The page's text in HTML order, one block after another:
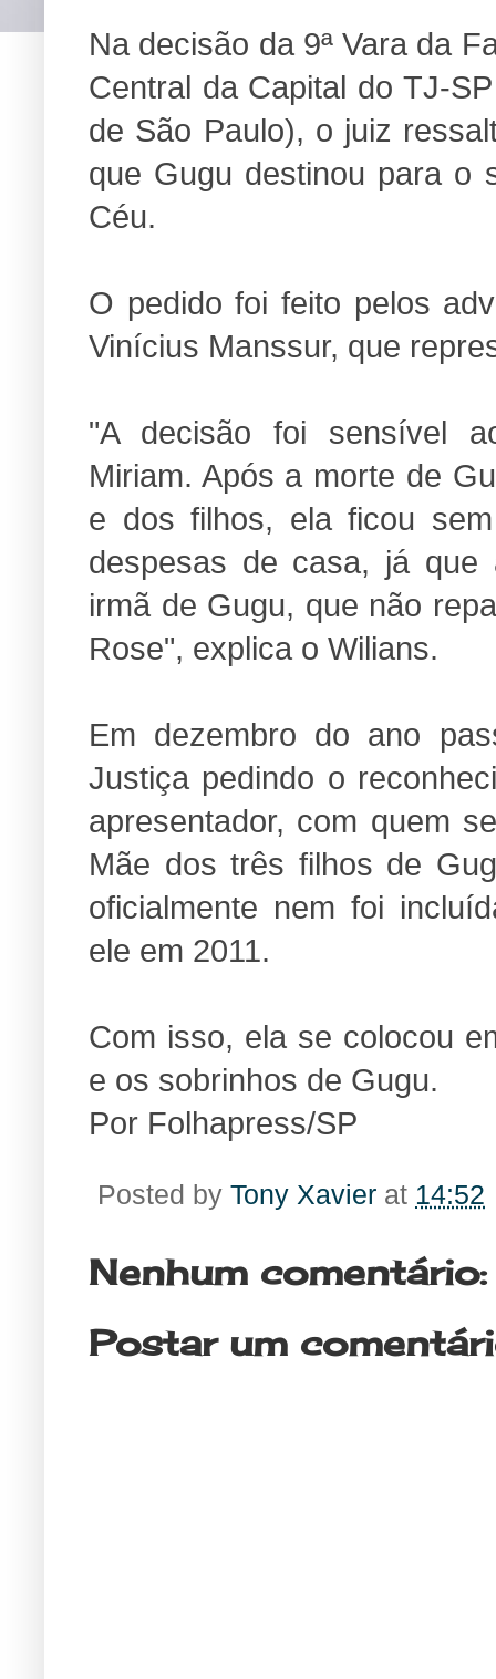
Na decisão da 9ª Vara da
Central da Capital do TJ-
de São Paulo), o juiz
que Gugu destinou para o
Céu.
O pedido foi feito pelos
Vinícius Manssur, que
"A decisão foi sensível
Miriam. Após a morte de
e dos filhos, ela ficou
despesas de casa, já
irmã de Gugu, que não
Rose", explica o Wilians.
Em dezembro do ano
Justiça pedindo o
apresentador, com quem
Mãe dos três filhos de
oficialmente nem foi
ele em 2011.
Com isso, ela se colocou
e os sobrinhos de Gugu.
Por Folhapress/SP
Posted by Tony Xavier at 14:52
Nenhum comentário:
Postar um